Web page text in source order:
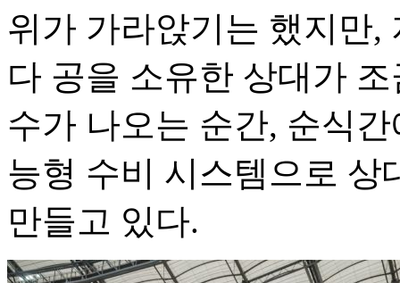
위가 가라앉기는 했지만,
다 공을 소유한 상대가
수가 나오는 순간, 순식
능형 수비 시스템으로 상
만들고 있다.